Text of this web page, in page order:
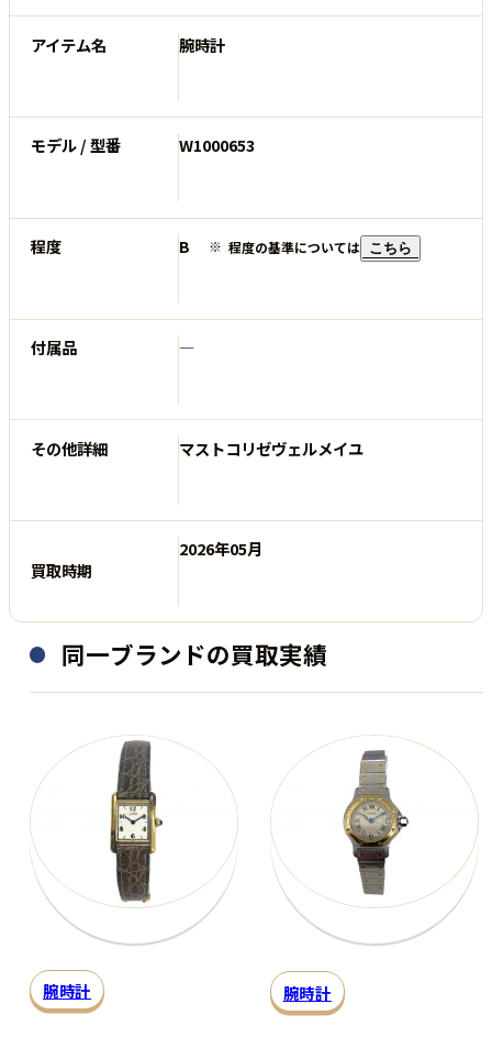
アイテム名 腕時計
モデル / 型番 W1000653
程度 B 程度の基準については こちら
付属品 ―
その他詳細 マストコリゼヴェルメイユ
買取時期
2026年05月
同一ブランドの買取実績
腕時計 腕時計